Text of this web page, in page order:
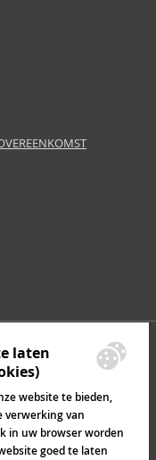
laten
website te bieden,
verwerking van
in uw browser worden
goed te laten